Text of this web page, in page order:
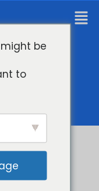
be
to